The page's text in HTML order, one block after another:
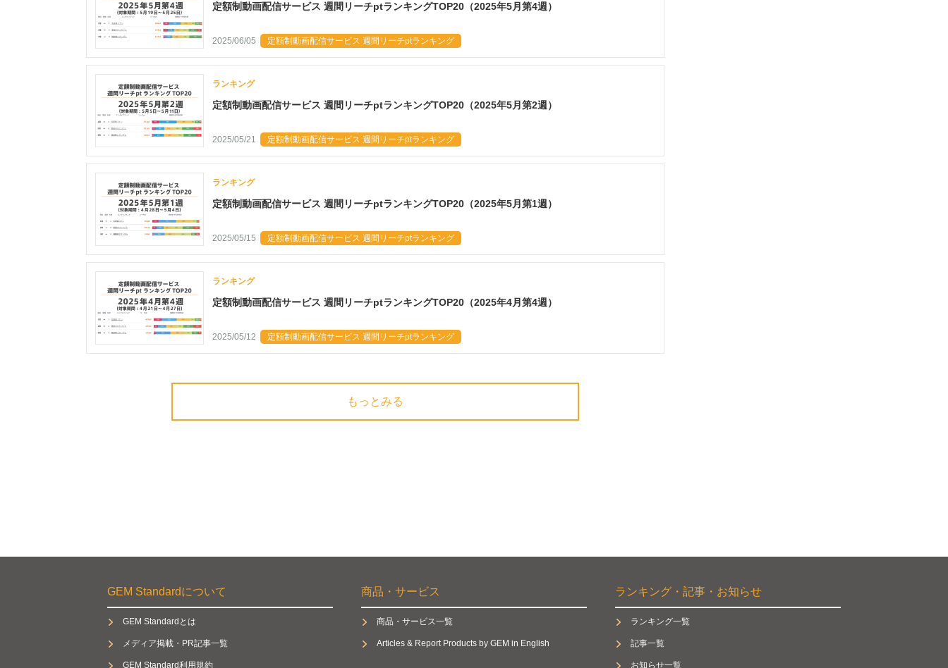
定額制動画配信サービス 週間リーチptランキングTOP20（2025年5月第4週）
2025/06/05 定額制動画配信サービス 週間リーチptランキング
ランキング
定額制動画配信サービス 週間リーチptランキングTOP20（2025年5月第2週）
2025/05/21 定額制動画配信サービス 週間リーチptランキング
ランキング
定額制動画配信サービス 週間リーチptランキングTOP20（2025年5月第1週）
2025/05/15 定額制動画配信サービス 週間リーチptランキング
ランキング
定額制動画配信サービス 週間リーチptランキングTOP20（2025年4月第4週）
2025/05/12 定額制動画配信サービス 週間リーチptランキング
もっとみる
GEM Standardについて
GEM Standardとは
メディア掲載・PR記事一覧
GEM Standard利用規約
商品・サービス
商品・サービス一覧
Articles & Report Products by GEM in English
ランキング・記事・お知らせ
ランキング一覧
記事一覧
お知らせ一覧